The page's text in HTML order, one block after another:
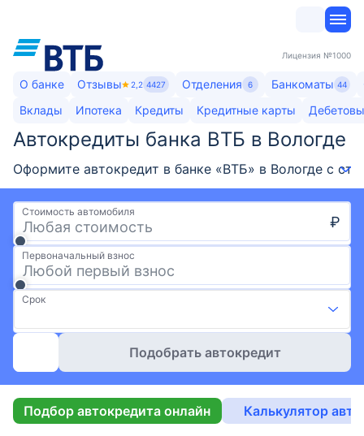
Лицензия №1000
О банке Отзывы 2,2 4427 Отделения 6 Банкоматы 44
Вклады
Ипотека Кредиты Кредитные карты
Автокредиты банка ВТБ в Вологде
Оформите автокредит в банке «ВТБ» в Вологде с
Стоимость автомобиля
₽
Первоначальный взнос
Срок
Подобрать автокредит
Подбор автокредита онлайн Калькулятор